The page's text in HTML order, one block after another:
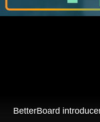
BetterBoard